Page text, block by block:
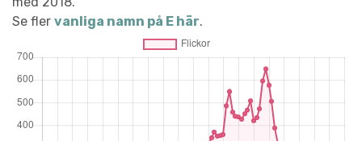
Se fler vanliga namn på E här.